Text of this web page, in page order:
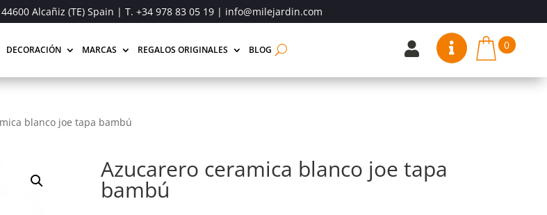
Alcañiz (TE) Spain | T. +34 978 83 05 19| info@milejardin.com
DECORACIÓN MARCAS REGALOS ORIGINALES BLOG   0
blanco joe tapa bambú
Azucarero ceramica blanco joe tapa
bambú